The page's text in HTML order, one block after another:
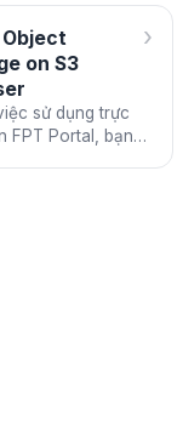
on S3
sử dụng trực
FPT Portal, bạn
›